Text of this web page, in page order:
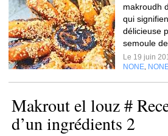
makroudh
qui
délicieuse
semoule
Le 19 juin
NONE
Makrout el louz #
d’un ingrédients 2